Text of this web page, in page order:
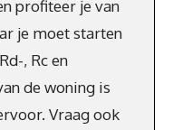
profiteer je van
je moet starten
, Rc en
de woning is
Vraag ook